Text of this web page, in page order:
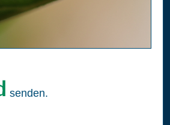
senden.